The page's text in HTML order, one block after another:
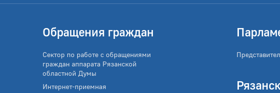
Обращения граждан
Сектор по работе с обращениями
граждан аппарата Рязанской
областной Думы
Интернет-приемная